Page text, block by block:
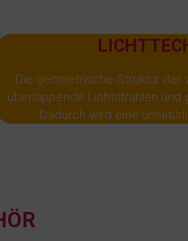
Die geometrische Struktur der
überlappende Lichtstrahlen und
Dadurch wird eine